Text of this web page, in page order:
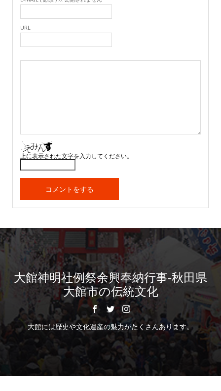
URL
上に表示された文字を入力してください。
大館神明社例祭余興奉納行事-秋田県
大館市の伝統文化
大館には歴史や文化遺産の魅力がたくさんあります。